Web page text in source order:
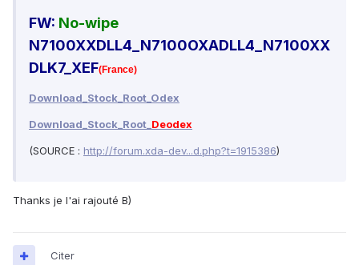
FW: No-wipe
N7100XXDLL4_N7100OXADLL4_N7100XX
DLK7_XEF(France)
Download_Stock_Root_Odex
Download_Stock_Root_ Deodex
(SOURCE : http://forum.xda-dev...d.php?t=1915386)
Thanks je l'ai rajouté B)
Citer